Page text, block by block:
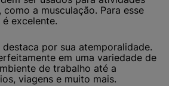
a musculação. Para esse
é excelente.
por sua atemporalidade.
em uma variedade de
de trabalho até a
viagens e muito mais.